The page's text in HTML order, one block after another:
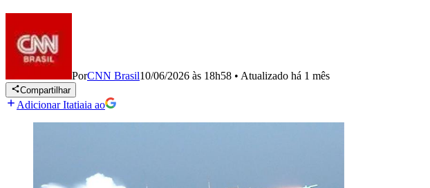
PorCNN Brasil10/06/2026 às 18h58 • Atualizado há 1 mês
Compartilhar
Adicionar Itatiaia ao